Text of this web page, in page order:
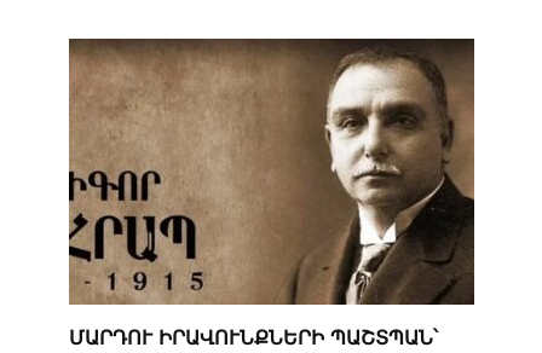
ՄԱՐԴՈՒ ԻՐԱՎՈՒՆՔՆԵՐԻ ՊԱՇՏՊԱՆ՝